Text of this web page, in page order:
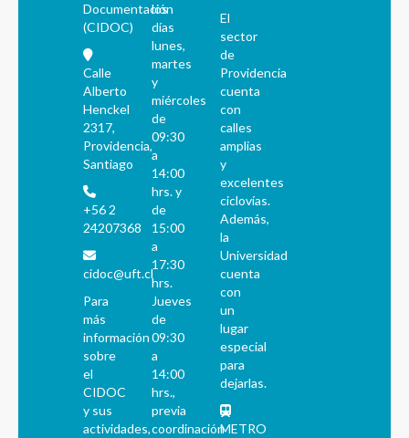
Documentación
(CIDOC)
Calle
Alberto
Henckel
2317,
Providencia,
Santiago
+56 2
24207368
cidoc@uft.cl
Para
más
información
sobre
el
CIDOC
y sus
actividades,
los
días
lunes,
martes
y
miércoles
de
09:30
a
14:00
hrs. y
de
15:00
a
17:30
hrs.
Jueves
de
09:30
a
14:00
hrs.,
previa
coordinación
El
sector
de
Providencia
cuenta
con
calles
amplias
y
excelentes
ciclovías.
Además,
la
Universidad
cuenta
con
un
lugar
especial
para
dejarlas.
METRO